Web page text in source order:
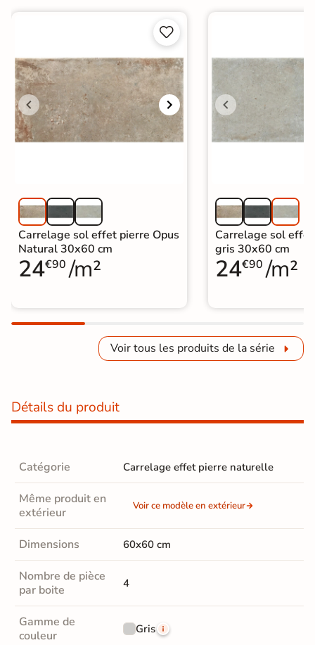


Carrelage sol effet pierre Opus
Natural 30x60 cm
24€90 /m²
Carrelage sol
gris 30x60 cm
24€90 /m²
Voir tous les produits de la série
Détails du produit
Catégorie Carrelage effet pierre naturelle
Même produit en
extérieur
Voir ce modèle en extérieur
Dimensions 60x60 cm
Nombre de pièce
par boite
4
Gamme de
couleur
Gris